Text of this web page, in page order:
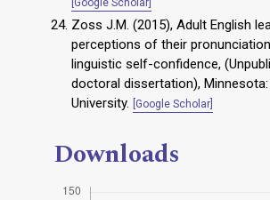
[Google Scholar]
Zoss J.M. (2015), Adult English
perceptions of their
linguistic self-confidence,
doctoral dissertation), Minnesota:
University.
[Google Scholar]
Downloads